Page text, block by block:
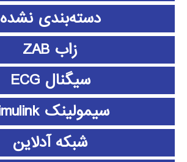
دسته‌بندی نشده
زاب ZAB
سیگنال ECG
سیمولینک simulink
شبکه آدلاین